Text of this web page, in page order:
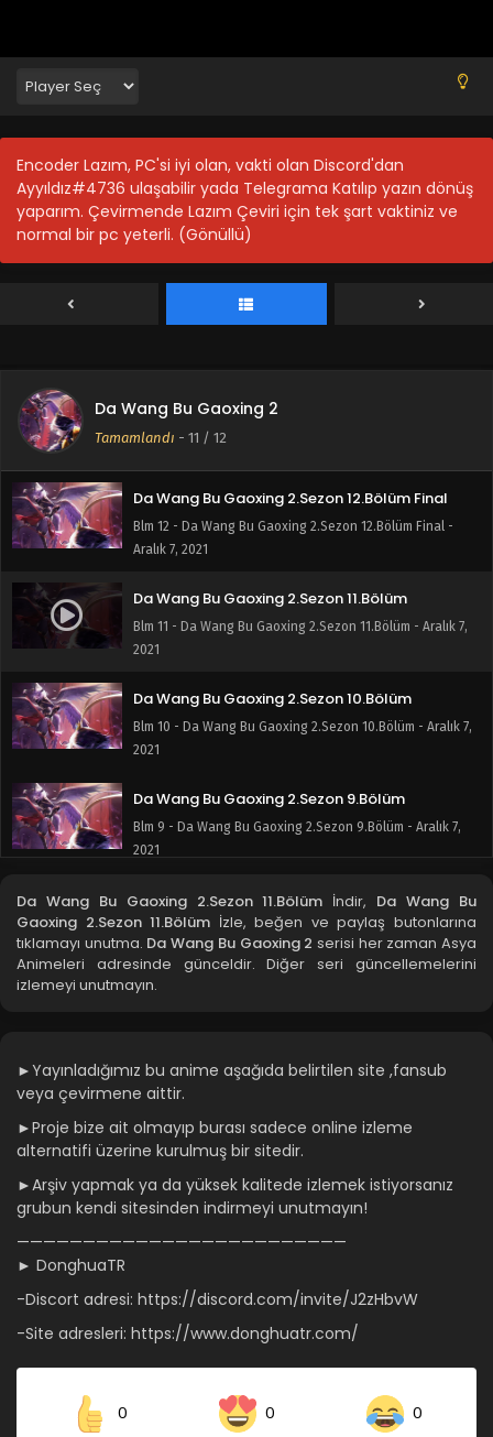
Encoder Lazım, PC'si iyi olan, vakti olan Discord'dan
Ayyıldız#4736 ulaşabilir yada Telegrama Katılıp yazın dönüş
yaparım. Çevirmende Lazım Çeviri için tek şart vaktiniz ve
normal bir pc yeterli. (Gönüllü)
Da Wang Bu Gaoxing 2
Tamamlandı - 11 / 12
Da Wang Bu Gaoxing 2.Sezon 12.Bölüm Final
Blm 12 - Da Wang Bu Gaoxing 2.Sezon 12.Bölüm Final -
Aralık 7, 2021
Da Wang Bu Gaoxing 2.Sezon 11.Bölüm
Blm 11 - Da Wang Bu Gaoxing 2.Sezon 11.Bölüm - Aralık 7,
2021
Da Wang Bu Gaoxing 2.Sezon 10.Bölüm
Blm 10 - Da Wang Bu Gaoxing 2.Sezon 10.Bölüm - Aralık 7,
2021
Da Wang Bu Gaoxing 2.Sezon 9.Bölüm
Blm 9 - Da Wang Bu Gaoxing 2.Sezon 9.Bölüm - Aralık 7,
2021
Da Wang Bu Gaoxing 2.Sezon 8.Bölüm
Blm 8 - Da Wang Bu Gaoxing 2.Sezon 8.Bölüm - Aralık 7,
2021
Da Wang Bu Gaoxing 2.Sezon 7.Bölüm
Da Wang Bu Gaoxing 2.Sezon 6.Bölüm
Blm 6 - Da Wang Bu Gaoxing 2.Sezon 6.Bölüm - Aralık 7,
2021
Da Wang Bu Gaoxing 2.Sezon 5.Bölüm
Da Wang Bu Gaoxing 2.Sezon 4.Bölüm
Blm 4 - Da Wang Bu Gaoxing 2.Sezon 4.Bölüm - Aralık 7,
Da Wang Bu Gaoxing 2.Sezon 3.Bölüm
Blm 3 - Da Wang Bu Gaoxing 2.Sezon 3.Bölüm - Aralık 7,
Da Wang Bu Gaoxing 2.Sezon 11.Bölüm İndir, Da Wang Bu
Gaoxing 2.Sezon 11.Bölüm İzle, beğen ve paylaş butonlarına
tıklamayı unutma. Da Wang Bu Gaoxing 2 serisi her zaman Asya
Animeleri adresinde günceldir. Diğer seri güncellemelerini
izlemeyi unutmayın.
►Yayınladığımız bu anime aşağıda belirtilen site ,fansub
veya çevirmene aittir.
►Proje bize ait olmayıp burası sadece online izleme
alternatifi üzerine kurulmuş bir sitedir.
►Arşiv yapmak ya da yüksek kalitede izlemek istiyorsanız
grubun kendi sitesinden indirmeyi unutmayın!
—————————————————————————
► DonghuaTR
-Discort adresi: https://discord.com/invite/J2zHbvW
-Site adresleri: https://www.donghuatr.com/
0 0 0